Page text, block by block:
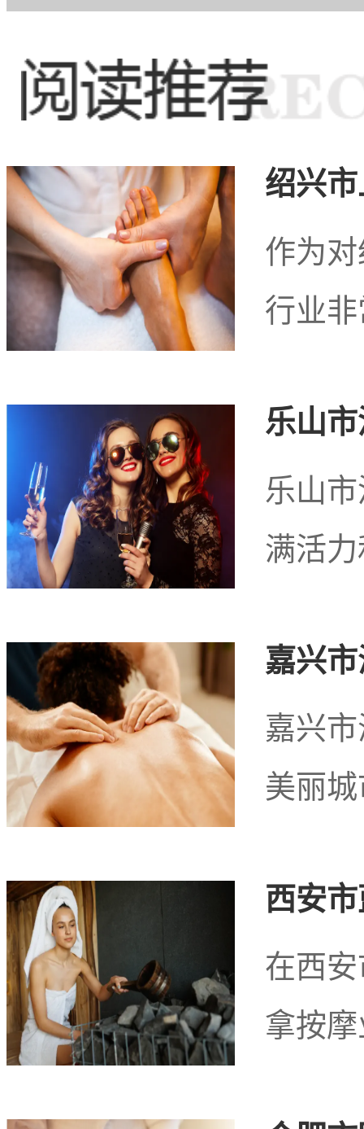
汕尾市城区的黄金
久的文化底蕴，为足疗
件。这里不仅是旅游度
想之地。足疗按摩 行业在
道独特的休闲文化风景
汕尾市城区黄金海
汕尾市城区黄金
绍兴
作为
行业
乐山
乐山
满活
嘉兴
嘉兴
美丽
西安
在西
拿按